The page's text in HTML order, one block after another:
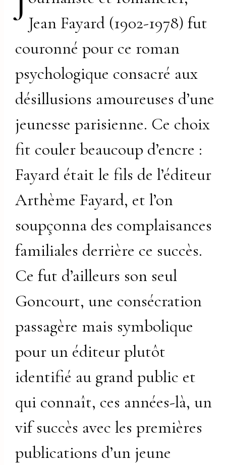
Jean Fayard (1902-1978) fut
couronné pour ce roman
psychologique consacré aux
désillusions amoureuses d’une
jeunesse parisienne. Ce choix
fit couler beaucoup d’encre :
Fayard était le fils de l’éditeur
Arthème Fayard, et l’on
soupçonna des complaisances
familiales derrière ce succès.
Ce fut d’ailleurs son seul
Goncourt, une consécration
passagère mais symbolique
pour un éditeur plutôt
identifié au grand public et
qui connaît, ces années-là, un
vif succès avec les premières
publications d’un jeune